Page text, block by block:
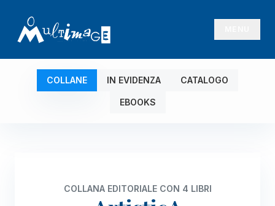
COLLANE IN EVIDENZA CATALOGO
EBOOKS
COLLANA EDITORIALE CON 4 LIBRI